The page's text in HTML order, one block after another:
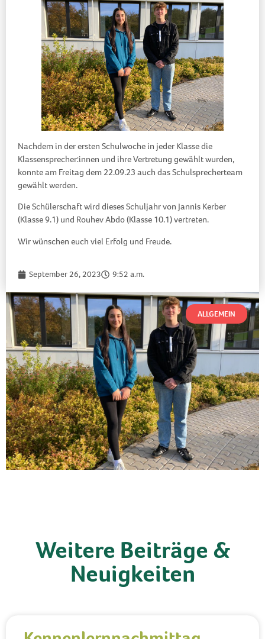
Nachdem in der ersten Schulwoche in jeder Klasse die
Klassensprecher:innen und ihre Vertretung gewählt wurden,
konnte am Freitag dem 22.09.23 auch das Schulsprecherteam
gewählt werden.
Die Schülerschaft wird dieses Schuljahr von Jannis Kerber
(Klasse 9.1) und Rouhev Abdo (Klasse 10.1) vertreten.
Wir wünschen euch viel Erfolg und Freude.
September 26, 2023 9:52 a.m.
ALLGEMEIN
Weitere Beiträge &
Neuigkeiten